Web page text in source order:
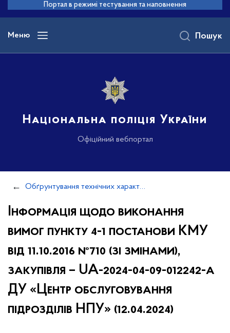
основного
вмісту
Портал в режимі тестування та наповнення
Меню
Національна поліція України
Офіційний вебпортал
Пошук
Обґрунтування технічних характеристик та очікуваної вартості закупівель
Інформація щодо виконання
вимог пункту 4-1 постанови КМУ
від 11.10.2016 №710 (зі змінами),
закупівля – UA-2024-04-09-012242-a
ДУ «Центр обслуговування
підрозділів НПУ» (12.04.2024)